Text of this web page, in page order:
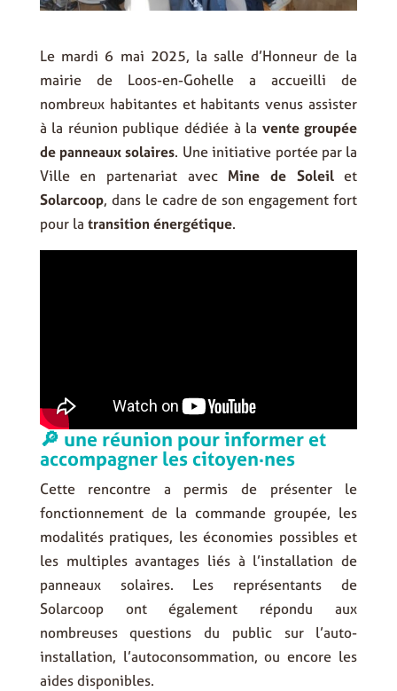
Le mardi 6 mai 2025, la salle d’Honneur de la
mairie de Loos-en-Gohelle a accueilli de
nombreux habitantes et habitants venus assister
à la réunion publique dédiée à la vente groupée
de panneaux solaires. Une initiative portée par la
Ville en partenariat avec Mine de Soleilet
Solarcoop, dans le cadre de son engagement fort
pour la transition énergétique.
🔎 une réunion pour informer et
accompagner les citoyen·nes
Cette rencontre a permis de présenter le
fonctionnement de la commande groupée, les
modalités pratiques, les économies possibles et
les multiples avantages liés à l’installation de
panneaux solaires. Les représentants de
Solarcoop ont également répondu aux
nombreuses questions du public sur l’auto-
installation, l’autoconsommation, ou encore les
aides disponibles.